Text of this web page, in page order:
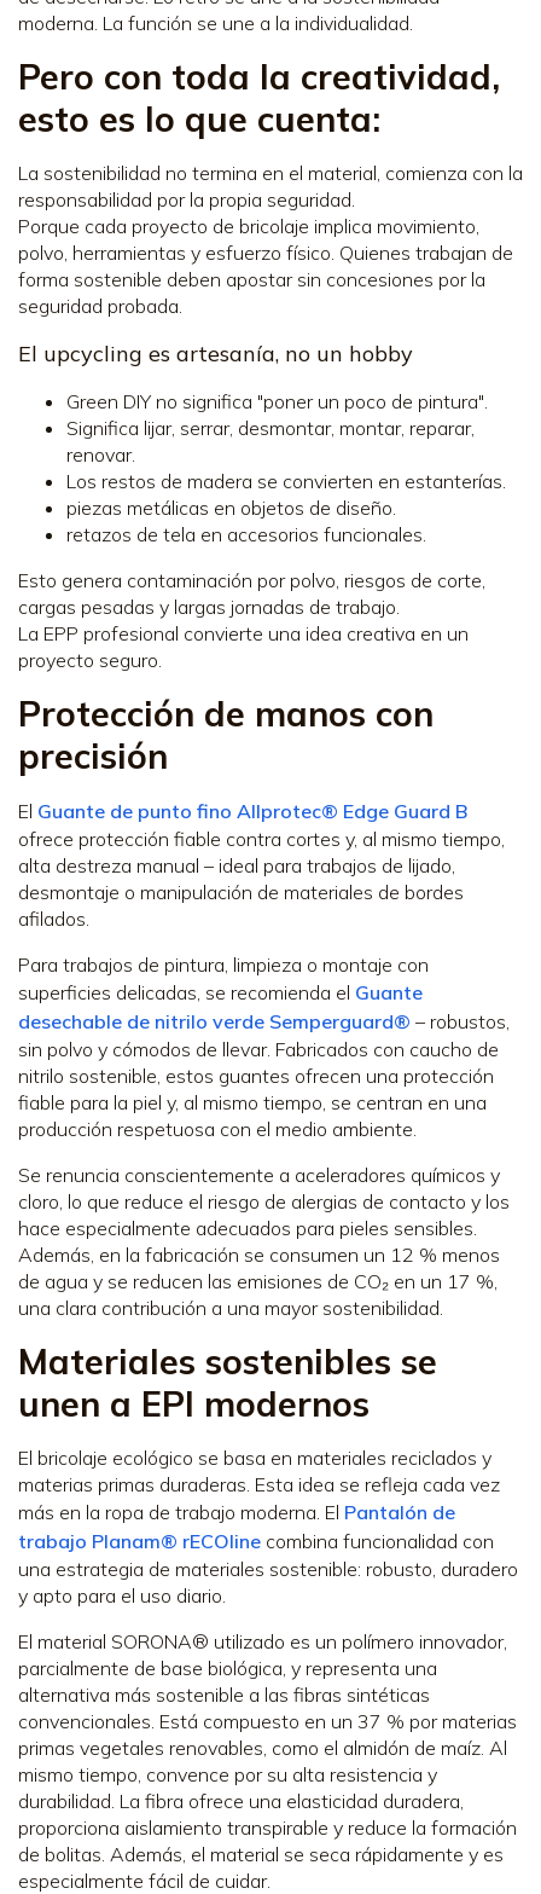
moderna. La función se une a la individualidad.
Pero con toda la creatividad,
esto es lo que cuenta:
La sostenibilidad no termina en el material, comienza con la
responsabilidad por la propia seguridad.
Porque cada proyecto de bricolaje implica movimiento,
polvo, herramientas y esfuerzo físico. Quienes trabajan de
forma sostenible deben apostar sin concesiones por la
seguridad probada.
El upcycling es artesanía, no un hobby
Green DIY no significa "poner un poco de pintura".
Significa lijar, serrar, desmontar, montar, reparar,
renovar.
Los restos de madera se convierten en estanterías.
piezas metálicas en objetos de diseño.
retazos de tela en accesorios funcionales.
Esto genera contaminación por polvo, riesgos de corte,
cargas pesadas y largas jornadas de trabajo.
La EPP profesional convierte una idea creativa en un
proyecto seguro.
Protección de manos con
precisión
El Guante de punto fino Allprotec® Edge Guard B
ofrece protección fiable contra cortes y, al mismo tiempo,
alta destreza manual – ideal para trabajos de lijado,
desmontaje o manipulación de materiales de bordes
afilados.
Para trabajos de pintura, limpieza o montaje con
superficies delicadas, se recomienda el Guante
desechable de nitrilo verde Semperguard® – robustos,
sin polvo y cómodos de llevar. Fabricados con caucho de
nitrilo sostenible, estos guantes ofrecen una protección
fiable para la piel y, al mismo tiempo, se centran en una
producción respetuosa con el medio ambiente.
Se renuncia conscientemente a aceleradores químicos y
cloro, lo que reduce el riesgo de alergias de contacto y los
hace especialmente adecuados para pieles sensibles.
Además, en la fabricación se consumen un 12 % menos
de agua y se reducen las emisiones de CO₂ en un 17 %,
una clara contribución a una mayor sostenibilidad.
Materiales sostenibles se
unen a EPI modernos
El bricolaje ecológico se basa en materiales reciclados y
materias primas duraderas. Esta idea se refleja cada vez
más en la ropa de trabajo moderna. El Pantalón de
trabajo Planam® rECOline combina funcionalidad con
una estrategia de materiales sostenible: robusto, duradero
y apto para el uso diario.
El material SORONA® utilizado es un polímero innovador,
parcialmente de base biológica, y representa una
alternativa más sostenible a las fibras sintéticas
convencionales. Está compuesto en un 37 % por materias
primas vegetales renovables, como el almidón de maíz. Al
mismo tiempo, convence por su alta resistencia y
durabilidad. La fibra ofrece una elasticidad duradera,
proporciona aislamiento transpirable y reduce la formación
de bolitas. Además, el material se seca rápidamente y es
especialmente fácil de cuidar.